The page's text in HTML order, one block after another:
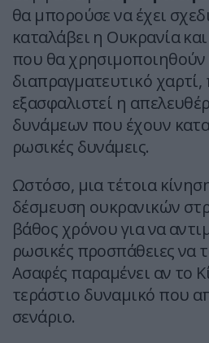
θα μπορούσε να έχει
καταλάβει η Ουκρανία
που θα
διαπραγματευτικό
εξασφαλιστεί η
δυνάμεων που έχουν
ρωσικές δυνάμεις.
Ωστόσο, μια τέτοια
δέσμευση ουκρανικών
βάθος χρόνου για να
ρωσικές προσπάθειες να
Ασαφές παραμένει αν το
τεράστιο δυναμικό που
σενάριο.